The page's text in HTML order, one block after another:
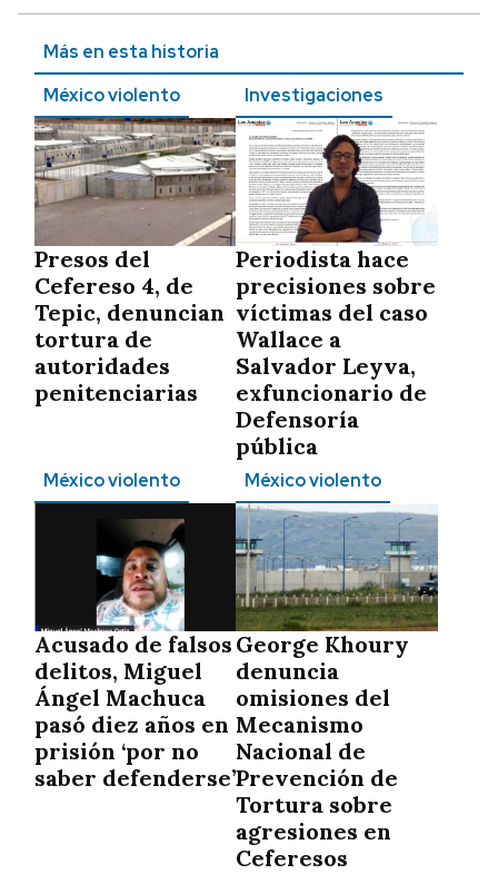
Más en esta historia
México violento
Presos del
Cefereso 4, de
Tepic, denuncian
tortura de
autoridades
penitenciarias
Investigaciones
Periodista hace
precisiones sobre
víctimas del caso
Wallace a
Salvador Leyva,
exfuncionario de
Defensoría
pública
México violento
Acusado de falsos
delitos, Miguel
Ángel Machuca
pasó diez años en
prisión ‘por no
saber defenderse’
México violento
George Khoury
denuncia
omisiones del
Mecanismo
Nacional de
Prevención de
Tortura sobre
agresiones en
Ceferesos